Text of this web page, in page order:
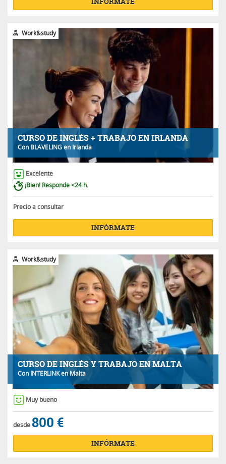
CURSO DE INGLÉS + TRABAJO EN IRLANDA
Con BLAVELINGen Irlanda
Work&study
Excelente
¡Bien! Responde <24 h.
Precio a consultar
INFÓRMATE
CURSO DE INGLÉS Y TRABAJO EN MALTA
Con INTERLINKen Malta
Work&study
Muy bueno
desde800 €
INFÓRMATE